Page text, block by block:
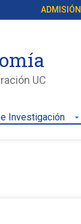
ADMISIÓN
UC
Investigación arrow_drop_down